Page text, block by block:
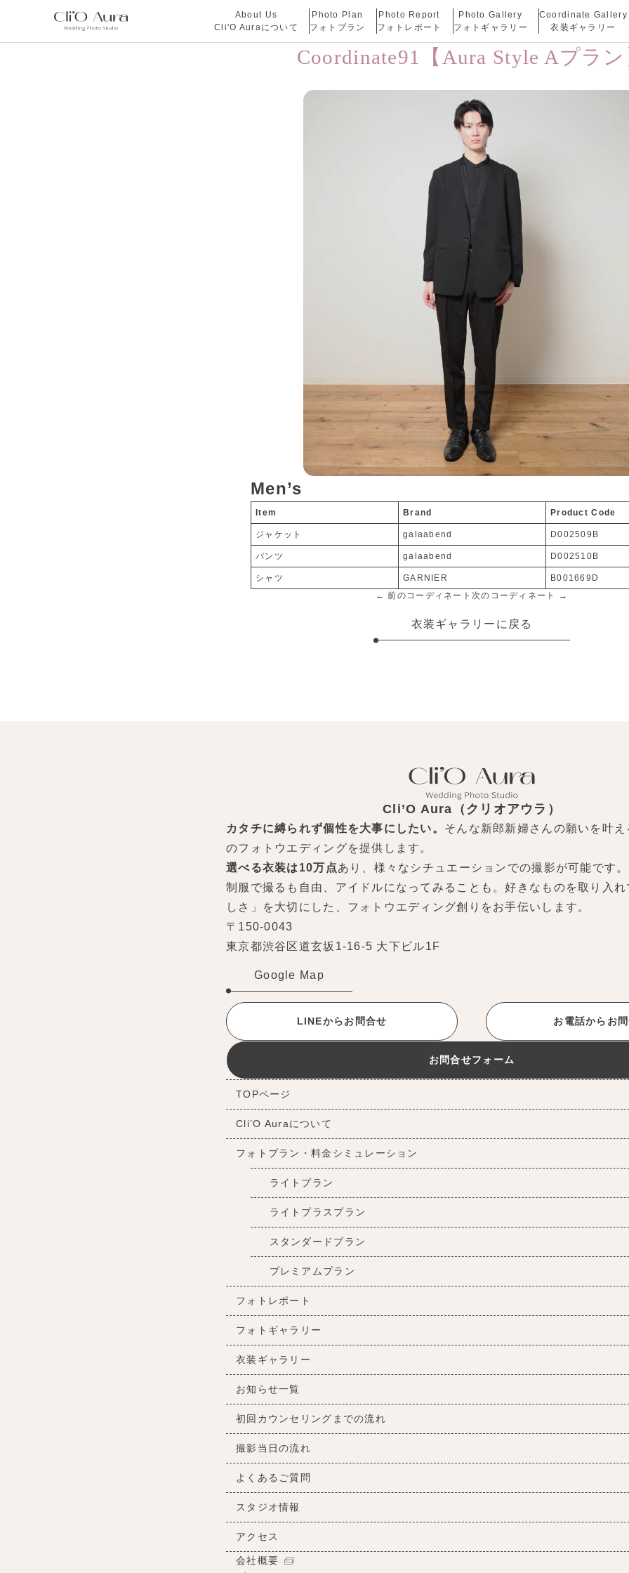
About Us
Cli'O Auraについて
Photo Plan
フォトプラン
Photo Report
フォトレポート
Photo Gallery
フォトギャラリー
Coordinate Gallery
衣装ギャラリー
Coordinate91【Aura Style Aプラ
Men’s
Item Brand Product Code
ジャケット galaabend D002509B
パンツ galaabend D002510B
シャツ GARNIER
B001669D
← 前のコーディネート 次のコーディネート →
衣装ギャラリーに戻る
Cli’O Aura（クリオアウラ）
カタチに縛られず個性を大事にしたい。 そんな新郎新婦さんの願いを叶
のフォトウエディングを提供します。
選べる衣装は10万点あり、様々なシチュエーションでの撮影が可能です
制服で撮るも自由、アイドルになってみることも。好きなものを取り入
しさ」を大切にした、フォトウエディング創りをお手伝いします。
〒150-0043
東京都渋谷区道玄坂1-16-5 大下ビル1F
Google Map
LINEからお問合せ お電話からお
お問合せフォーム
TOPページ
Cli’O Auraについて
フォトプラン・料金シミュレーション
ライトプラン
ライトプラスプラン
スタンダードプラン
プレミアムプラン
フォトレポート
フォトギャラリー
衣装ギャラリー
お知らせ一覧
初回カウンセリングまでの流れ
撮影当日の流れ
よくあるご質問
スタジオ情報
アクセス
会社概要